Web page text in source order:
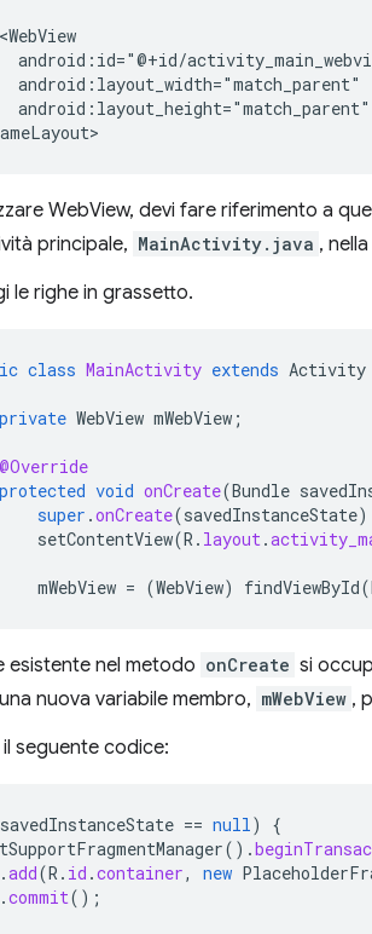
android:layout_height="match_parent"
WebView, devi fare riferimento a
principale, MainActivity.java ,
le righe in grassetto.
class MainActivity extends Activity
private WebView mWebView ;
@Override
protected void onCreate(Bundle
super .onCreate(savedInstanceState
setContentView(R . layout.
mWebView = (WebView) findViewById(
esistente nel metodo onCreate si
nuova variabile membro, mWebView ,
il seguente codice:
savedInstanceState == null)
{
().
.add(R . id .container, new
.commit();